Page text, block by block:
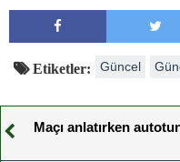
Etiketler: Güncel
Maçı anlatırken